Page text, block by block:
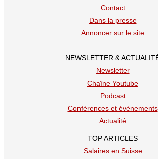
Contact
Dans la presse
Annoncer sur le site
NEWSLETTER &
Newsletter
Chaîne Youtube
Podcast
Conférences et événements
Actualité
TOP ARTICLES
Salaires en Suisse